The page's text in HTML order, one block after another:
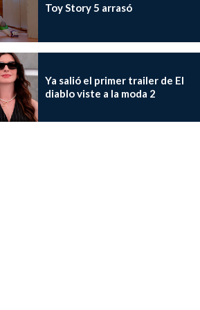
Toy Story 5 arrasó
Ya salió el primer trailer de El
diablo viste a la moda 2